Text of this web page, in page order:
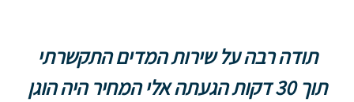
תודה רבה על שירות המדים התקשרתי
תוך 30 דקות הגעתה אלי המחיר היה הוגן